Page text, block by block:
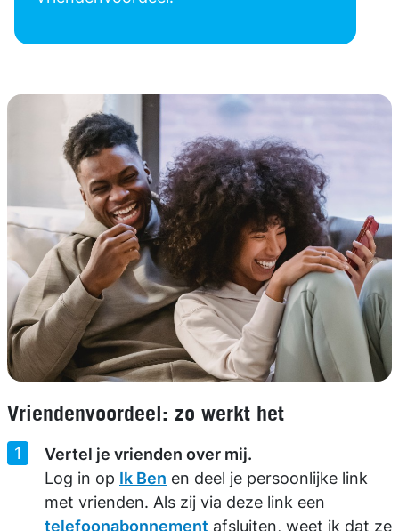
Vriendenvoordeel: zo werkt het
Vertel je vrienden over mij.
Log in op Ik Ben en deel je persoonlijke link
met vrienden. Als zij via deze link een
telefoonabonnement afsluiten, weet ik dat ze